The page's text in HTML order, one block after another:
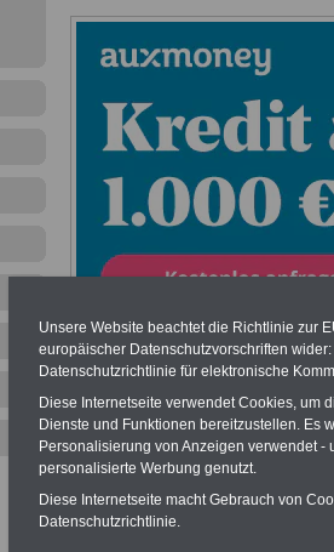
>>>zur
Nachrichten für
Unsere Website beachtet die Richtlinie zur
europäischer Datenschutzvorschriften
Datenschutzrichtlinie für elektronische
Diese Internetseite verwendet Cookies, um
Dienste und Funktionen bereitzustellen. Es
Personalisierung von Anzeigen verwendet
personalisierte Werbung genutzt.
Diese Internetseite macht Gebrauch von
Datenschutzrichtlinie.